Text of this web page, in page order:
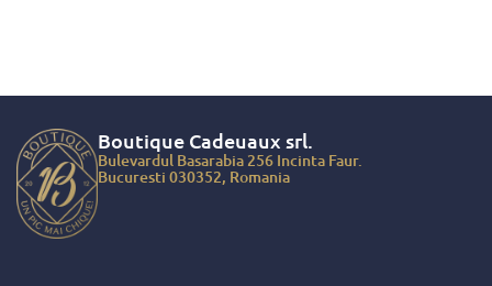
Boutique Cadeuaux srl.
Bulevardul Basarabia 256 Incinta Faur.
Bucuresti 030352, Romania